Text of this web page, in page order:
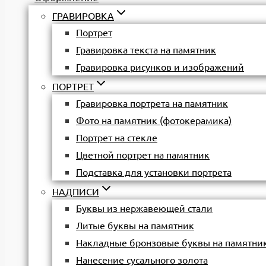
ГРАВИРОВКА
Портрет
Гравировка текста на памятник
Гравировка рисунков и изображений
ПОРТРЕТ
Гравировка портрета на памятник
Фото на памятник (фотокерамика)
Портрет на стекле
Цветной портрет на памятник
Подставка для установки портрета
НАДПИСИ
Буквы из нержавеющей стали
Литые буквы на памятник
Накладные бронзовые буквы на
Нанесение сусального золота